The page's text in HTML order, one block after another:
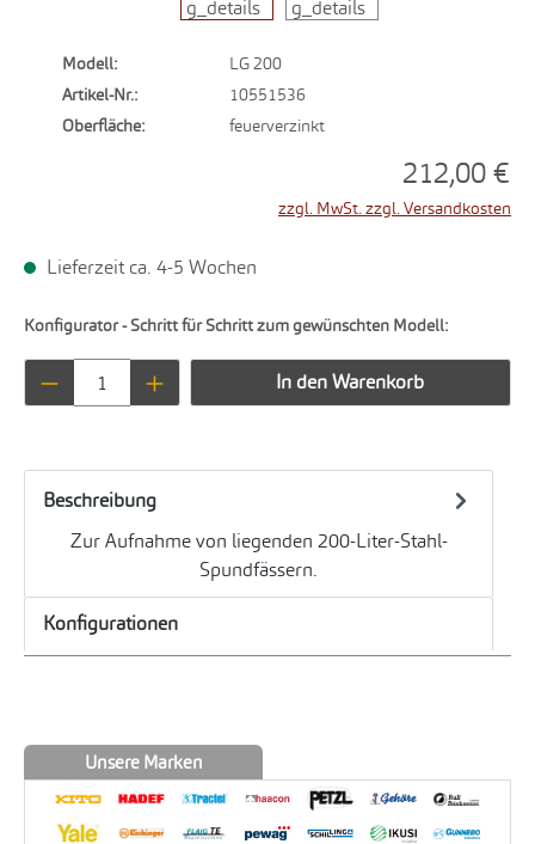
Modell:
LG 200
Artikel-Nr.:
10551536
Oberfläche:
feuerverzinkt
212,00 €
zzgl. MwSt. zzgl. Versandkosten
Lieferzeit ca. 4-5 Wochen
Konfigurator - Schritt für Schritt zum gewünschten Modell:
Produkt Anzahl: Gib den gewünschten
In den Warenkorb
Beschreibung
Zur Aufnahme von liegenden 200-Liter-Stahl-
Spundfässern.
Konfigurationen
Unsere Marken